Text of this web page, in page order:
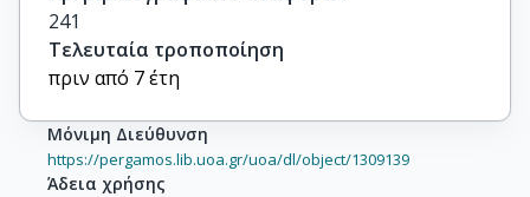
241
Τελευταία τροποποίηση
πριν από 7 έτη
Μόνιμη Διεύθυνση
https://pergamos.lib.uoa.gr/uoa/dl/object/1309139
Άδεια χρήσης